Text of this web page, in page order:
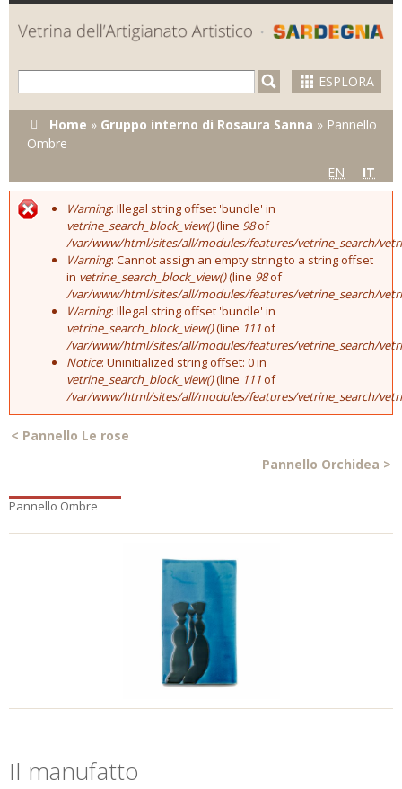
Skip to
main
content
ESPLORA
Tu sei qui
Home » Gruppo interno di Rosaura Sanna » Pannello
Ombre
EN
IT
Error message
Warning: Illegal string offset 'bundle' in
vetrine_search_block_view()(line 98of
/var/www/html/sites/all/modules/features/vetrine_search/
Warning: Cannot assign an empty string to a string offset
in vetrine_search_block_view()(line 98of
/var/www/html/sites/all/modules/features/vetrine_search/
Warning: Illegal string offset 'bundle' in
vetrine_search_block_view()(line 111of
/var/www/html/sites/all/modules/features/vetrine_search/
Notice: Uninitialized string offset: 0 in
vetrine_search_block_view()(line 111of
/var/www/html/sites/all/modules/features/vetrine_search/
< Pannello Le rose
Pannello Orchidea >
Pannello Ombre
Il manufatto